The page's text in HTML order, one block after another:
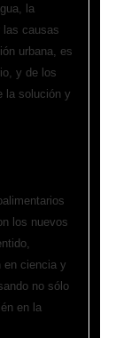
la
las causas
urbana, es
y de los
la solución y
los nuevos
en ciencia y
no sólo
en la